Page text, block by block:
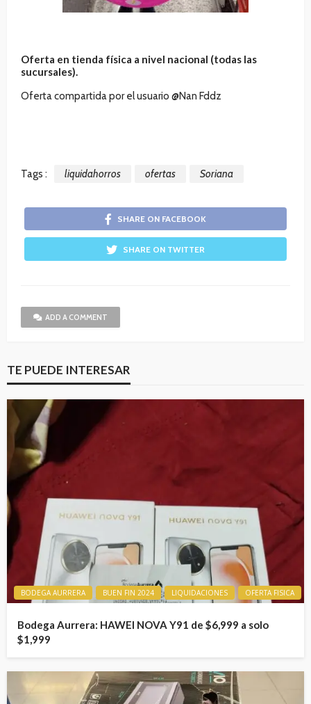
Oferta en tienda física a nivel nacional (todas las
sucursales).
Oferta compartida por el usuario @Nan Fddz
Tags : liquidahorros ofertas Soriana
SHARE ON FACEBOOK
SHARE ON TWITTER
ADD A COMMENT
TE PUEDE INTERESAR
BODEGA AURRERA BUEN FIN 2024 LIQUIDACIONES OFERTA FISICA
Bodega Aurrera: HAWEI NOVA Y91 de $6,999 a solo
$1,999